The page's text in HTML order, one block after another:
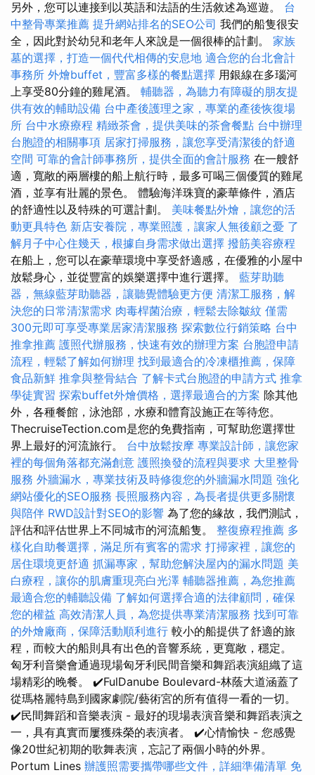
另外，您可以連接到以英語和法語的生活敘述為巡遊。 台
中整骨專業推薦 提升網站排名的SEO公司 我們的船隻很安
全，因此對於幼兒和老年人來說是一個很棒的計劃。 家族
墓的選擇，打造一個代代相傳的安息地 適合您的台北會計
事務所 外燴buffet，豐富多樣的餐點選擇 用銀線在多瑙河
上享受80分鐘的雞​​尾酒。 輔聽器，為聽力有障礙的朋友提
供有效的輔助設備 台中產後護理之家，專業的產後恢復場
所 台中水療療程 精緻茶會，提供美味的茶會餐點 台中辦理
台胞證的相關事項 居家打掃服務，讓您享受清潔後的舒適
空間 可靠的會計師事務所，提供全面的會計服務 在一艘舒
適，寬敞的兩層樓的船上航行時，最多可喝三個優質的雞尾
酒，並享有壯麗的景色。 體驗海洋珠寶的豪華條件，酒店
的舒適性以及特殊的可選計劃。 美味餐點外燴，讓您的活
動更具特色 新店安養院，專業照護，讓家人無後顧之憂 了
解月子中心住幾天，根據自身需求做出選擇 撥筋美容療程
在船上，您可以在豪華環境中享受舒適感，在優雅的小屋中
放鬆身心，並從豐富的娛樂選擇中進行選擇。 藍芽助聽
器，無線藍芽助聽器，讓聽覺體驗更方便 清潔工服務，解
決您的日常清潔需求 肉毒桿菌治療，輕鬆去除皺紋 僅需
300元即可享受專業居家清潔服務 探索數位行銷策略 台中
推拿推薦 護照代辦服務，快速有效的辦理方案 台胞證申請
流程，輕鬆了解如何辦理 找到最適合的冷凍櫃推薦，保障
食品新鮮 推拿與整骨結合 了解卡式台胞證的申請方式 推拿
學徒實習 探索buffet外燴價格，選擇最適合的方案 除其他
外，各種餐館，泳池部，水療和體育設施正在等待您。
ThecruiseTection.com是您的免費指南，可幫助您選擇世
界上最好的河流旅行。 台中放鬆按摩 專業設計師，讓您家
裡的每個角落都充滿創意 護照換發的流程與要求 大里整骨
服務 外牆漏水，專業技術及時修復您的外牆漏水問題 強化
網站優化的SEO服務 長照服務內容，為長者提供更多關懷
與陪伴 RWD設計對SEO的影響 為了您的緣故，我們測試，
評估和評估世界上不同城市的河流船隻。 整復療程推薦 多
樣化自助餐選擇，滿足所有賓客的需求 打掃家裡，讓您的
居住環境更舒適 抓漏專家，幫助您解決屋內的漏水問題 美
白療程，讓你的肌膚重現亮白光澤 輔聽器推薦，為您推薦
最適合您的輔聽設備 了解如何選擇合適的法律顧問，確保
您的權益 高效清潔人員，為您提供專業清潔服務 找到可靠
的外燴廠商，保障活動順利進行 較小的船提供了舒適的旅
程，而較大的船則具有出色的音響系統，更寬敞，穩定。
匈牙利音樂會通過現場匈牙利民間音樂和舞蹈表演組織了這
場精彩的晚餐。 ✔️FulDanube Boulevard-林蔭大道涵蓋了
從瑪格麗特島到國家劇院/藝術宮的所有值得一看的一切。
✔️民間舞蹈和音樂表演 - 最好的現場表演音樂和舞蹈表演之
一，具有真實而屢獲殊榮的表演者。 ✔️心情愉快 - 您感覺
像20世紀初期的歌舞表演，忘記了兩個小時的外界。
Portum Lines 辦護照需要攜帶哪些文件，詳細準備清單 免